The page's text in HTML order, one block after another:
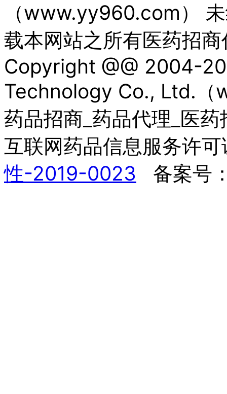
（www.yy960.com）
载本网站之所有医药招
Copyright @@ 2004-
Technology Co., Ltd.（
药品招商_药品代理_医
互联网药品信息服务许
性-2019-0023 备案号